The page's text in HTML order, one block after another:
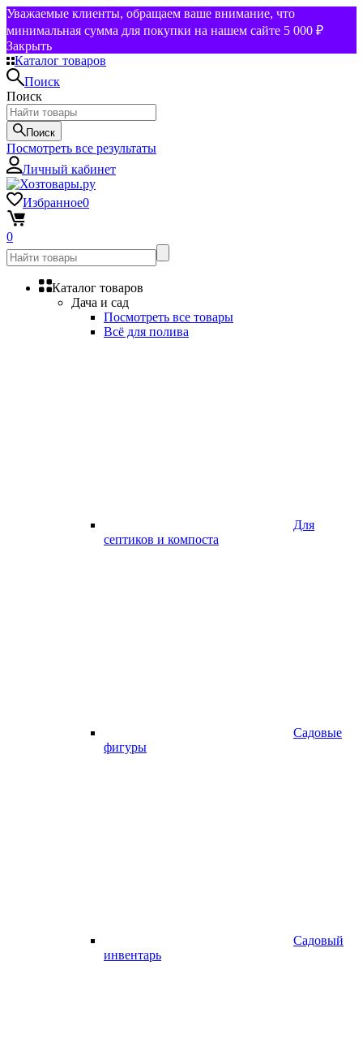
Уважаемые клиенты, обращаем ваше внимание, что
минимальная сумма для покупки на нашем сайте 5 000 ₽
Закрыть
Каталог товаров
Поиск
Поиск
Поиск
Посмотреть все результаты
Личный кабинет
Избранное0
0
Каталог товаров
Дача и сад
Посмотреть все товары
Всё для полива
Для
септиков и компоста
Садовые
фигуры
Садовый
инвентарь